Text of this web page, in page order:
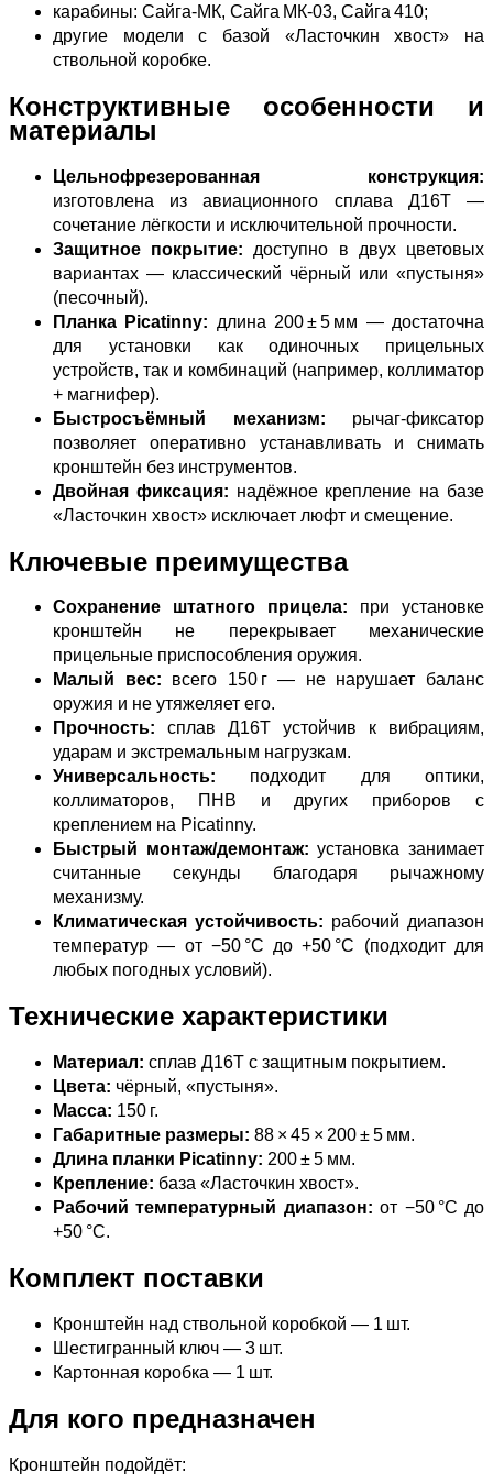
карабины: Сайга‑МК, Сайга МК‑03, Сайга 410;
другие модели с базой «Ласточкин хвост» на
ствольной коробке.
Конструктивные особенности и
материалы
Цельнофрезерованная конструкция:
изготовлена из авиационного сплава Д16Т —
сочетание лёгкости и исключительной прочности.
Защитное покрытие: доступно в двух цветовых
вариантах — классический чёрный или «пустыня»
(песочный).
Планка Picatinny: длина 200 ± 5 мм — достаточна
для установки как одиночных прицельных
устройств, так и комбинаций (например, коллиматор
+ магнифер).
Быстросъёмный механизм: рычаг‑фиксатор
позволяет оперативно устанавливать и снимать
кронштейн без инструментов.
Двойная фиксация: надёжное крепление на базе
«Ласточкин хвост» исключает люфт и смещение.
Ключевые преимущества
Сохранение штатного прицела: при установке
кронштейн не перекрывает механические
прицельные приспособления оружия.
Малый вес: всего 150 г — не нарушает баланс
оружия и не утяжеляет его.
Прочность: сплав Д16Т устойчив к вибрациям,
ударам и экстремальным нагрузкам.
Универсальность: подходит для оптики,
коллиматоров, ПНВ и других приборов с
креплением на Picatinny.
Быстрый монтаж/демонтаж: установка занимает
считанные секунды благодаря рычажному
механизму.
Климатическая устойчивость: рабочий диапазон
температур — от −50 °C до +50 °C (подходит для
любых погодных условий).
Технические характеристики
Материал: сплав Д16Т с защитным покрытием.
Цвета: чёрный, «пустыня».
Масса: 150 г.
Габаритные размеры: 88 × 45 × 200 ± 5 мм.
Длина планки Picatinny: 200 ± 5 мм.
Крепление: база «Ласточкин хвост».
Рабочий температурный диапазон: от −50 °C до
+50 °C.
Комплект поставки
Кронштейн над ствольной коробкой — 1 шт.
Шестигранный ключ — 3 шт.
Картонная коробка — 1 шт.
Для кого предназначен
Кронштейн подойдёт: